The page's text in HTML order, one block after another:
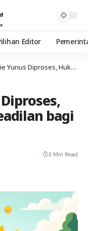
Editor
Hukum Tegakkan Keadilan bagi Warga
bagi
3 Min Read